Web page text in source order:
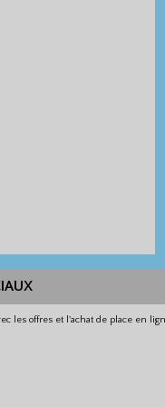
les offres et l'achat de place en